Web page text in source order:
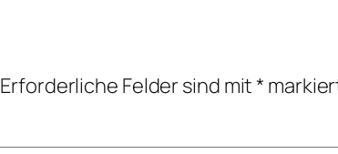
Erforderliche Felder sind mit*